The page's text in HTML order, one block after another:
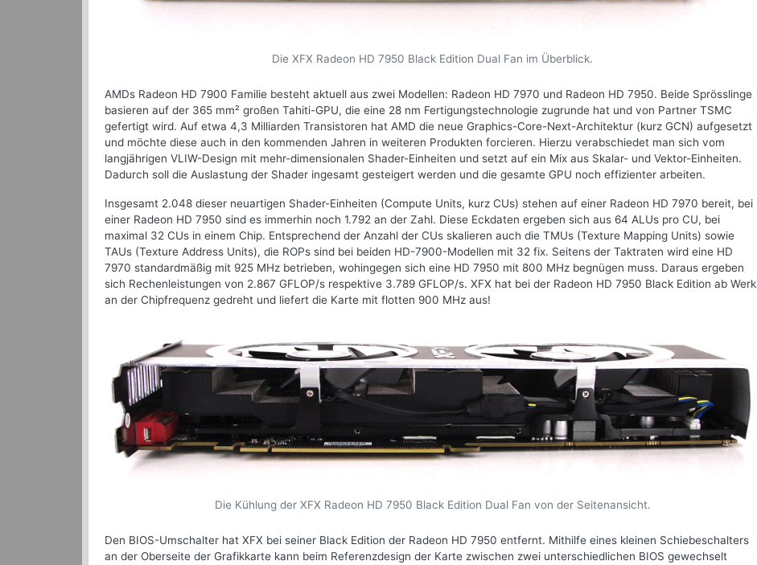
Die XFX Radeon HD 7950 Black Edition Dual Fan im Überblick.
AMDs Radeon HD 7900 Familie besteht aktuell aus zwei Modellen: Radeon HD 7970 und Radeon HD 7950. Beide Sprösslinge
basieren auf der 365 mm² großen Tahiti-GPU, die eine 28 nm Fertigungstechnologie zugrunde hat und von Partner TSMC
gefertigt wird. Auf etwa 4,3 Milliarden Transistoren hat AMD die neue Graphics-Core-Next-Architektur (kurz GCN) aufgesetzt
und möchte diese auch in den kommenden Jahren in weiteren Produkten forcieren. Hierzu verabschiedet man sich vom
langjährigen VLIW-Design mit mehr-dimensionalen Shader-Einheiten und setzt auf ein Mix aus Skalar- und Vektor-Einheiten.
Dadurch soll die Auslastung der Shader ingesamt gesteigert werden und die gesamte GPU noch effizienter arbeiten.
Insgesamt 2.048 dieser neuartigen Shader-Einheiten (Compute Units, kurz CUs) stehen auf einer Radeon HD 7970 bereit, bei
einer Radeon HD 7950 sind es immerhin noch 1.792 an der Zahl. Diese Eckdaten ergeben sich aus 64 ALUs pro CU, bei
maximal 32 CUs in einem Chip. Entsprechend der Anzahl der CUs skalieren auch die TMUs (Texture Mapping Units) sowie
TAUs (Texture Address Units), die ROPs sind bei beiden HD-7900-Modellen mit 32 fix. Seitens der Taktraten wird eine HD
7970 standardmäßig mit 925 MHz betrieben, wohingegen sich eine HD 7950 mit 800 MHz begnügen muss. Daraus ergeben
sich Rechenleistungen von 2.867 GFLOP/s respektive 3.789 GFLOP/s. XFX hat bei der Radeon HD 7950 Black Edition ab Werk
an der Chipfrequenz gedreht und liefert die Karte mit flotten 900 MHz aus!
Die Kühlung der XFX Radeon HD 7950 Black Edition Dual Fan von der Seitenansicht.
Den BIOS-Umschalter hat XFX bei seiner Black Edition der Radeon HD 7950 entfernt. Mithilfe eines kleinen Schiebeschalters
an der Oberseite der Grafikkarte kann beim Referenzdesign der Karte zwischen zwei unterschiedlichen BIOS gewechselt